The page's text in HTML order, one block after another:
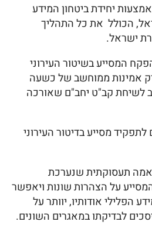
יחידת ביטחון המידע
הכולל את כל התהליך
ישראל.
המסייע בשיטור העירוני
אמינות ממוחשב של כשעה
לשיחת קב"ט יחב"ם שאורכה
מסייע בדיטור העירוני
תעסוקתית שנערכת
על הצהרות שונות ויאפשר
הפלילי אודותיו, יוותר על
לבדיקתו במאגרים השונים.